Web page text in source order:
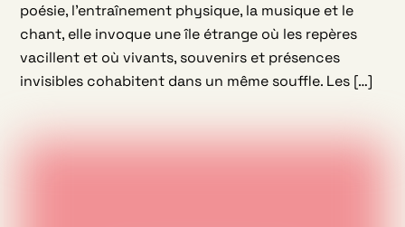
poésie, l’entraînement physique, la musique et le
chant, elle invoque une île étrange où les repères
vacillent et où vivants, souvenirs et présences
invisibles cohabitent dans un même souffle. Les […]